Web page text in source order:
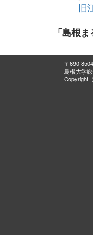
旧
「島根
〒690-
島根大学
Copyright